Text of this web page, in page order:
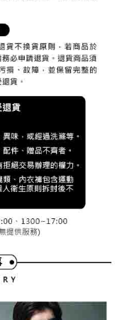
先享後付」服務完成之交
將交易相關給付款項請求債
：
護人之同意方可使用
之損失，本公司不負相關責
帳號之用戶狀況，依本公司即
情形，本公司將視審查結果
。若發現惡意使用之情形，
額度並採取法律行動。